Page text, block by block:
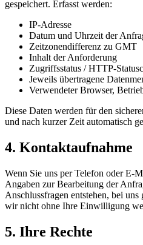
gespeichert. Erfasst werden:
IP-Adresse
Datum und Uhrzeit der
Zeitzonendifferenz zu GMT
Inhalt der Anforderung
Zugriffsstatus / HTTP-
Jeweils übertragene
Verwendeter Browser,
Diese Daten werden für den
und nach kurzer Zeit automatisch
4. Kontaktaufnahme
Wenn Sie uns per Telefon oder E-
Angaben zur Bearbeitung der
Anschlussfragen entstehen, bei
wir nicht ohne Ihre Einwilligung
5. Ihre Rechte